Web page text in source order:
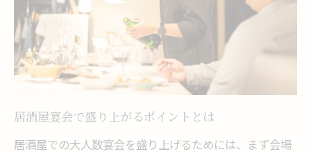
居酒屋宴会で盛り上がるポイントとは
居酒屋での大人数宴会を盛り上げるためには、まず会場